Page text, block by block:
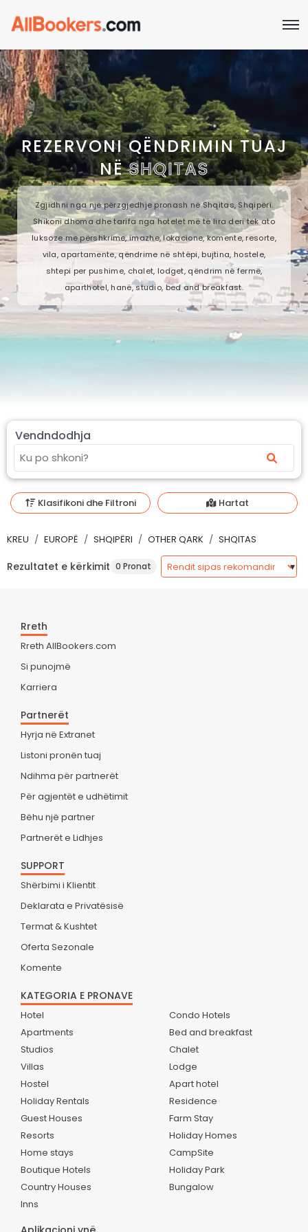
REZERVONI QËNDRIMIN TUAJ
NËSHQITAS
Zgjidhni nga një përzgjedhje pronash në Shqitas, Shqipëri.
Shikoni dhoma dhe tarifa nga hotelet më të lira deri tek ato
luksoze me përshkrime, imazhe, lokacione, komente, resorte,
vila, apartamente, qëndrime në shtëpi, bujtina, hostele,
shtepi per pushime, chalet, lodget, qëndrim në fermë,
aparthotel, hanë, studio, bed and breakfast.
Vendndodhja
Klasifikoni dhe Filtroni Hartat
KREU EUROPË SHQIPËRI OTHER QARK SHQITAS
Rezultatet e kërkimit 0 Pronat
Rreth
Rreth AllBookers.com
Si punojmë
Karriera
Partnerët
Hyrja në Extranet
Listoni pronën tuaj
Ndihma për partnerët
Për agjentët e udhëtimit
Bëhu një partner
Partnerët e Lidhjes
SUPPORT
Shërbimi i Klientit
Deklarata e Privatësisë
Termat & Kushtet
Oferta Sezonale
Komente
KATEGORIA E PRONAVE
Hotel
Apartments
Studios
Villas
Hostel
Holiday Rentals
Guest Houses
Resorts
Home stays
Boutique Hotels
Country Houses
Inns
Condo Hotels
Bed and breakfast
Chalet
Lodge
Apart hotel
Residence
Farm Stay
Holiday Homes
CampSite
Holiday Park
Bungalow